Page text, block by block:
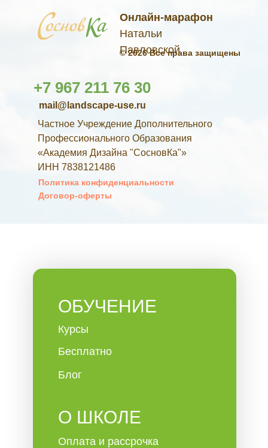
+7 967 211 76 30
mail@landscape-use.ru
Онлайн-марафон
Натальи
Павловской
© 2026 Все права защищены
Частное Учреждение Дополнительного
Профессионального Образования
«Академия Дизайна "СосновКа"»
ИНН 7838121486
Политика конфиденциальности
Договор-оферты
ОБУЧЕНИЕ
О ШКОЛЕ
Курсы
Бесплатно
Блог
Оплата и рассрочка